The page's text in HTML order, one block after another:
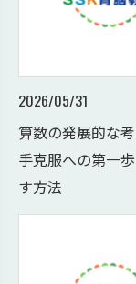
2026/05/31
算数の発展的な
手克服への第一
す方法